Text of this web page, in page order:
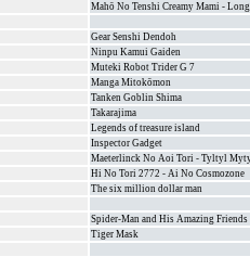
Mahō No Tenshi Creamy Mami -
Gear Senshi Dendoh
Ninpu Kamui Gaiden
Muteki Robot Trider G 7
Manga Mitokōmon
Tanken Goblin Shima
Takarajima
Legends of treasure island
Inspector Gadget
Maeterlinck No Aoi Tori - Tyltyl
Hi No Tori 2772 - Ai No Cosmozone
The six million dollar man
Spider-Man and His Amazing Friends
Tiger Mask